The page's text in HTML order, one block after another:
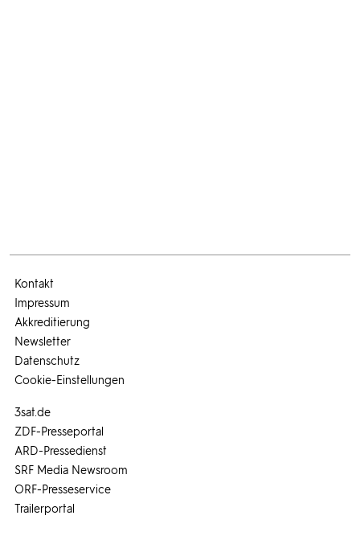
3sat.de
ZDF-Presseportal
ARD-Pressedienst
SRF Media Newsroom
ORF-Presseservice
Trailerportal
Kontakt
Impressum
Akkreditierung
Newsletter
Datenschutz
Cookie-Einstellungen